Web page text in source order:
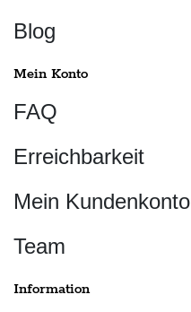
Blog
Mein Konto
FAQ
Erreichbarkeit
Mein Kundenkonto
Team
Information